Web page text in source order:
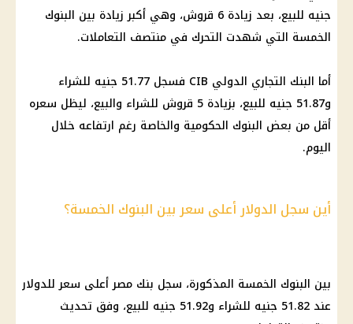
جنيه للبيع، بعد زيادة 6 قروش، وهي أكبر زيادة بين
البنوك
الخمسة التي شهدت التحرك في منتصف التعاملات.
أما البنك التجاري الدولي CIB فسجل 51.77 جنيه للشراء
و51.87 جنيه للبيع، بزيادة 5 قروش للشراء والبيع، ليظل سعره
أقل من بعض البنوك الحكومية والخاصة رغم ارتفاعه خلال
اليوم.
أين سجل الدولار أعلى سعر بين البنوك الخمسة؟
بين البنوك الخمسة المذكورة، سجل بنك مصرأعلى سعر للدولار
عند 51.82 جنيه للشراء و51.92 جنيه للبيع، وفق تحديث